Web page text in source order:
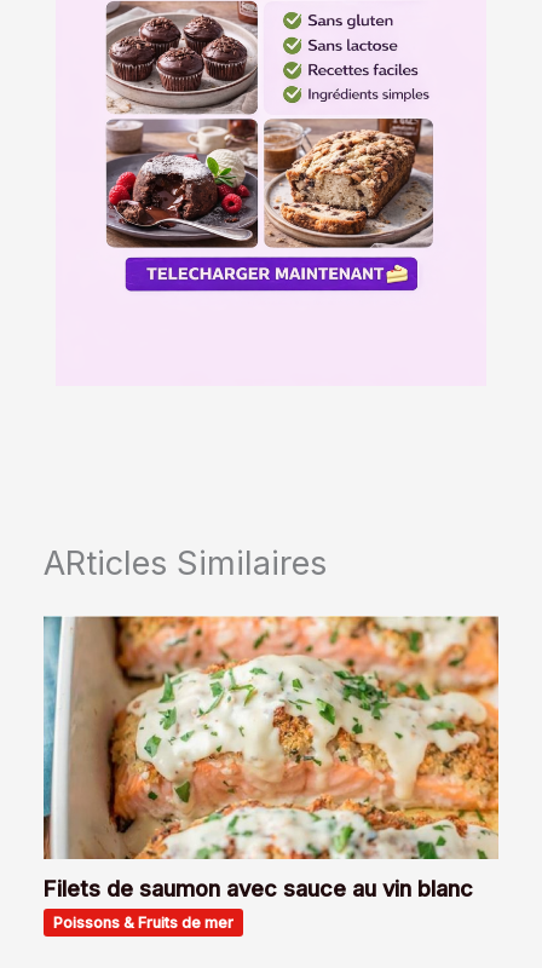
ARticles Similaires
Filets de saumon avec sauce au vin blanc
Poissons & Fruits de mer